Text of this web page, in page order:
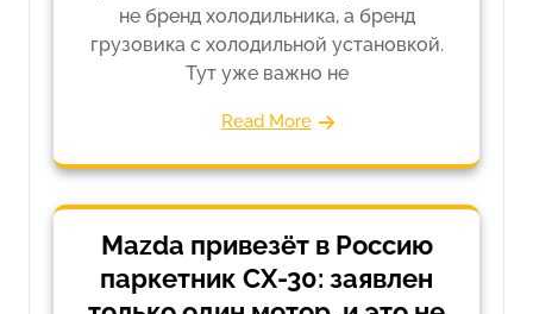
не бренд холодильника, а бренд
грузовика с холодильной установкой.
Тут уже важно не
Read More
Mazda привезёт в Россию
паркетник CX-30: заявлен